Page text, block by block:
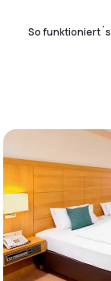
So funktioniert´s